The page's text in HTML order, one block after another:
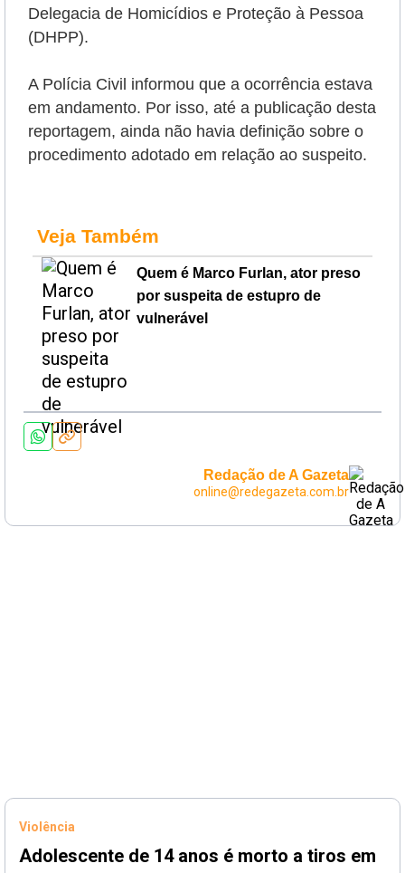
Delegacia de Homicídios e Proteção à Pessoa
(DHPP).
A Polícia Civil informou que a ocorrência estava
em andamento. Por isso, até a publicação desta
reportagem, ainda não havia definição sobre o
procedimento adotado em relação ao suspeito.
Veja Também
Quem é Marco Furlan, ator preso
por suspeita de estupro de
vulnerável
Redação de A Gazeta
online@redegazeta.com.br
Violência
Adolescente de 14 anos é morto a tiros em